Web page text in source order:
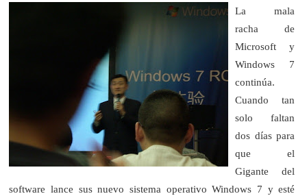
La mala
racha de
Microsoft y
Windows 7
continúa.
Cuando tan
solo faltan
dos días para
que el
Gigante del
software lance sus nuevo sistema operativo Windows 7 y esté